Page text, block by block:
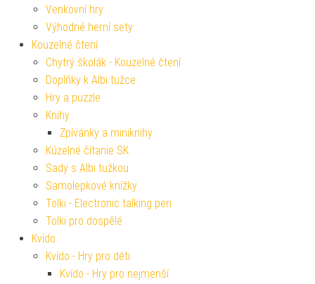
Venkovní hry
Výhodné herní sety
Kouzelné čtení
Chytrý školák - Kouzelné čtení
Doplňky k Albi tužce
Hry a puzzle
Knihy
Zpívánky a miniknihy
Kúzelné čítanie SK
Sady s Albi tužkou
Samolepkové knížky
Tolki - Electronic talking pen
Tolki pro dospělé
Kvído
Kvído - Hry pro děti
Kvído - Hry pro nejmenší